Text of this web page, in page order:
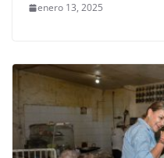
enero 13, 2025